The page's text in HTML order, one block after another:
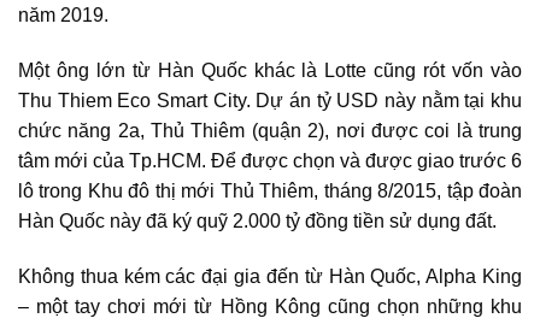
năm 2019.
Một ông lớn từ Hàn Quốc khác là Lotte cũng rót vốn vào
Thu Thiem Eco Smart City. Dự án tỷ USD này nằm tại khu
chức năng 2a, Thủ Thiêm (quận 2), nơi được coi là trung
tâm mới của Tp.HCM. Để được chọn và được giao trước 6
lô trong Khu đô thị mới Thủ Thiêm, tháng 8/2015, tập đoàn
Hàn Quốc này đã ký quỹ 2.000 tỷ đồng tiền sử dụng đất.
Không thua kém các đại gia đến từ Hàn Quốc, Alpha King
– một tay chơi mới từ Hồng Kông cũng chọn những khu